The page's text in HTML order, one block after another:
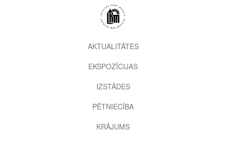
2nd
level
AKTUALITĀTES
EKSPOZĪCIJAS
IZSTĀDES
PĒTNIECĪBA
KRĀJUMS